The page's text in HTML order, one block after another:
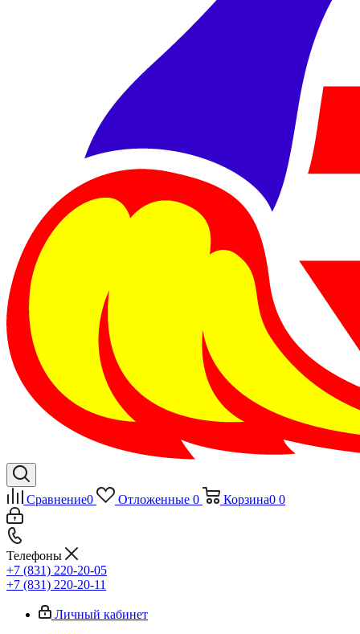
Сравнение0 Отложенные 0 Корзина0 0
Телефоны
+7 (831) 220-20-05
+7 (831) 220-20-11
Личный кабинет